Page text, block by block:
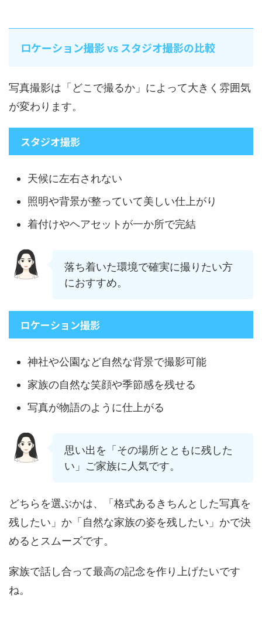
ロケーション撮影 vs スタジオ撮影の比較
写真撮影は「どこで撮るか」によって大きく雰囲気
が変わります。
スタジオ撮影
天候に左右されない
照明や背景が整っていて美しい仕上がり
着付けやヘアセットが一か所で完結
落ち着いた環境で確実に撮りたい方
におすすめ。
ロケーション撮影
神社や公園など自然な背景で撮影可能
家族の自然な笑顔や季節感を残せる
写真が物語のように仕上がる
思い出を「その場所とともに残した
い」ご家族に人気です。
どちらを選ぶかは、「格式あるきちんとした写真を
残したい」か「自然な家族の姿を残したい」かで決
めるとスムーズです。
家族で話し合って最高の記念を作り上げたいです
ね。